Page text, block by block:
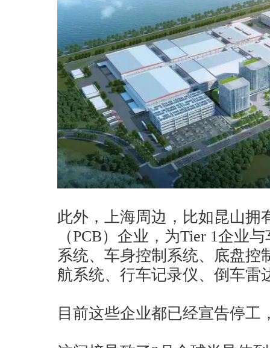
此外，上海周边，比如昆山拥
（PCB）企业，为Tier 1企业
系统、车身控制系统、底盘控
航系统、行车记录仪、倒车雷
目前这些企业都已经宣告停工